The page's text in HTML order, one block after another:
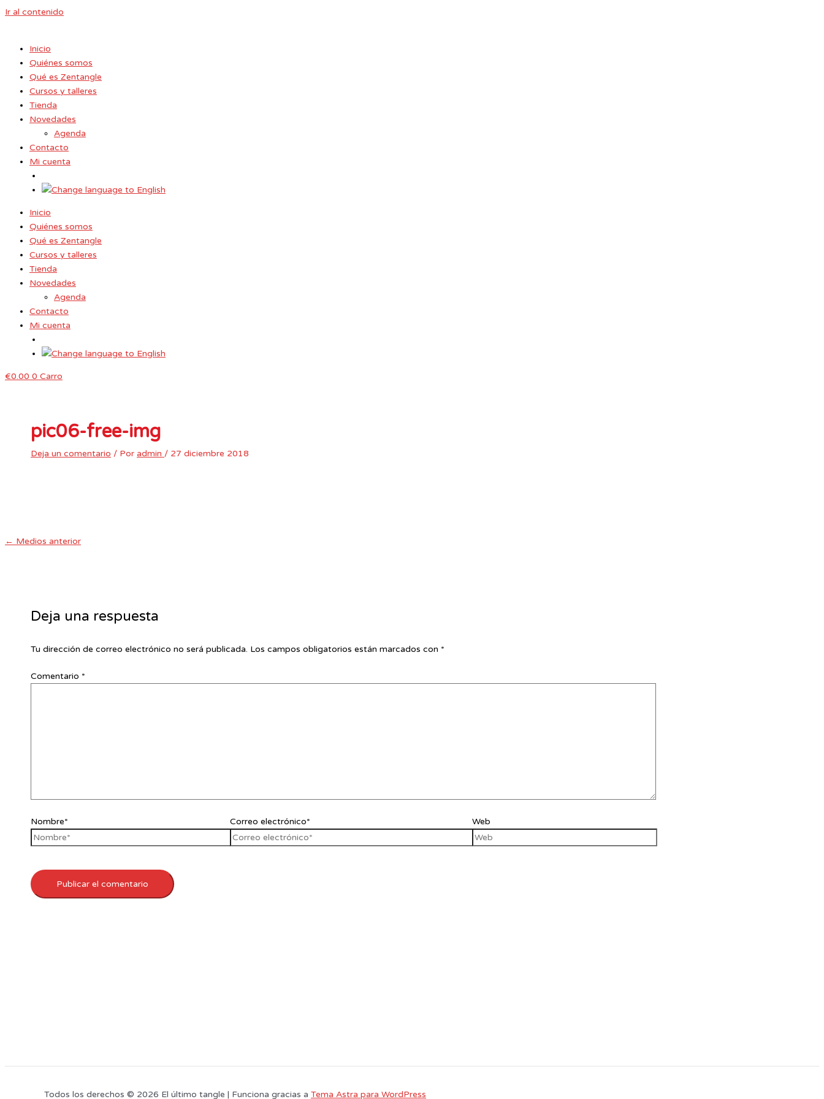
Ir al contenido
Inicio
Quiénes somos
Qué es Zentangle
Cursos y talleres
Tienda
Novedades
Agenda
Contacto
Mi cuenta
Inicio
Quiénes somos
Qué es Zentangle
Cursos y talleres
Tienda
Novedades
Agenda
Contacto
Mi cuenta
€0.00 0 Carro
pic06-free-img
Deja un comentario / Por admin / 27 diciembre 2018
← Medios anterior
Deja una respuesta
Tu dirección de correo electrónico no será publicada. Los campos obligatorios están marcados con *
Comentario *
Nombre* Correo electrónico* Web
Todos los derechos © 2026 El último tangle | Funciona gracias a Tema Astra para WordPress